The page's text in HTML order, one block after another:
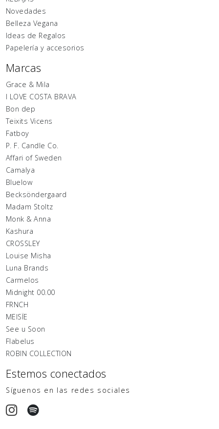
Novedades
Belleza Vegana
Ideas de Regalos
Papelería y accesorios
Marcas
Grace & Mila
I LOVE COSTA BRAVA
Bon dep
Teixits Vicens
Fatboy
P. F. Candle Co.
Affari of Sweden
Camalya
Bluelow
Becksöndergaard
Madam Stoltz
Monk & Anna
Kashura
CROSSLEY
Louise Misha
Luna Brands
Carmelos
Midnight 00.00
FRNCH
MEISÏE
See u Soon
Flabelus
ROBIN COLLECTION
Estemos conectados
Síguenos en las redes sociales